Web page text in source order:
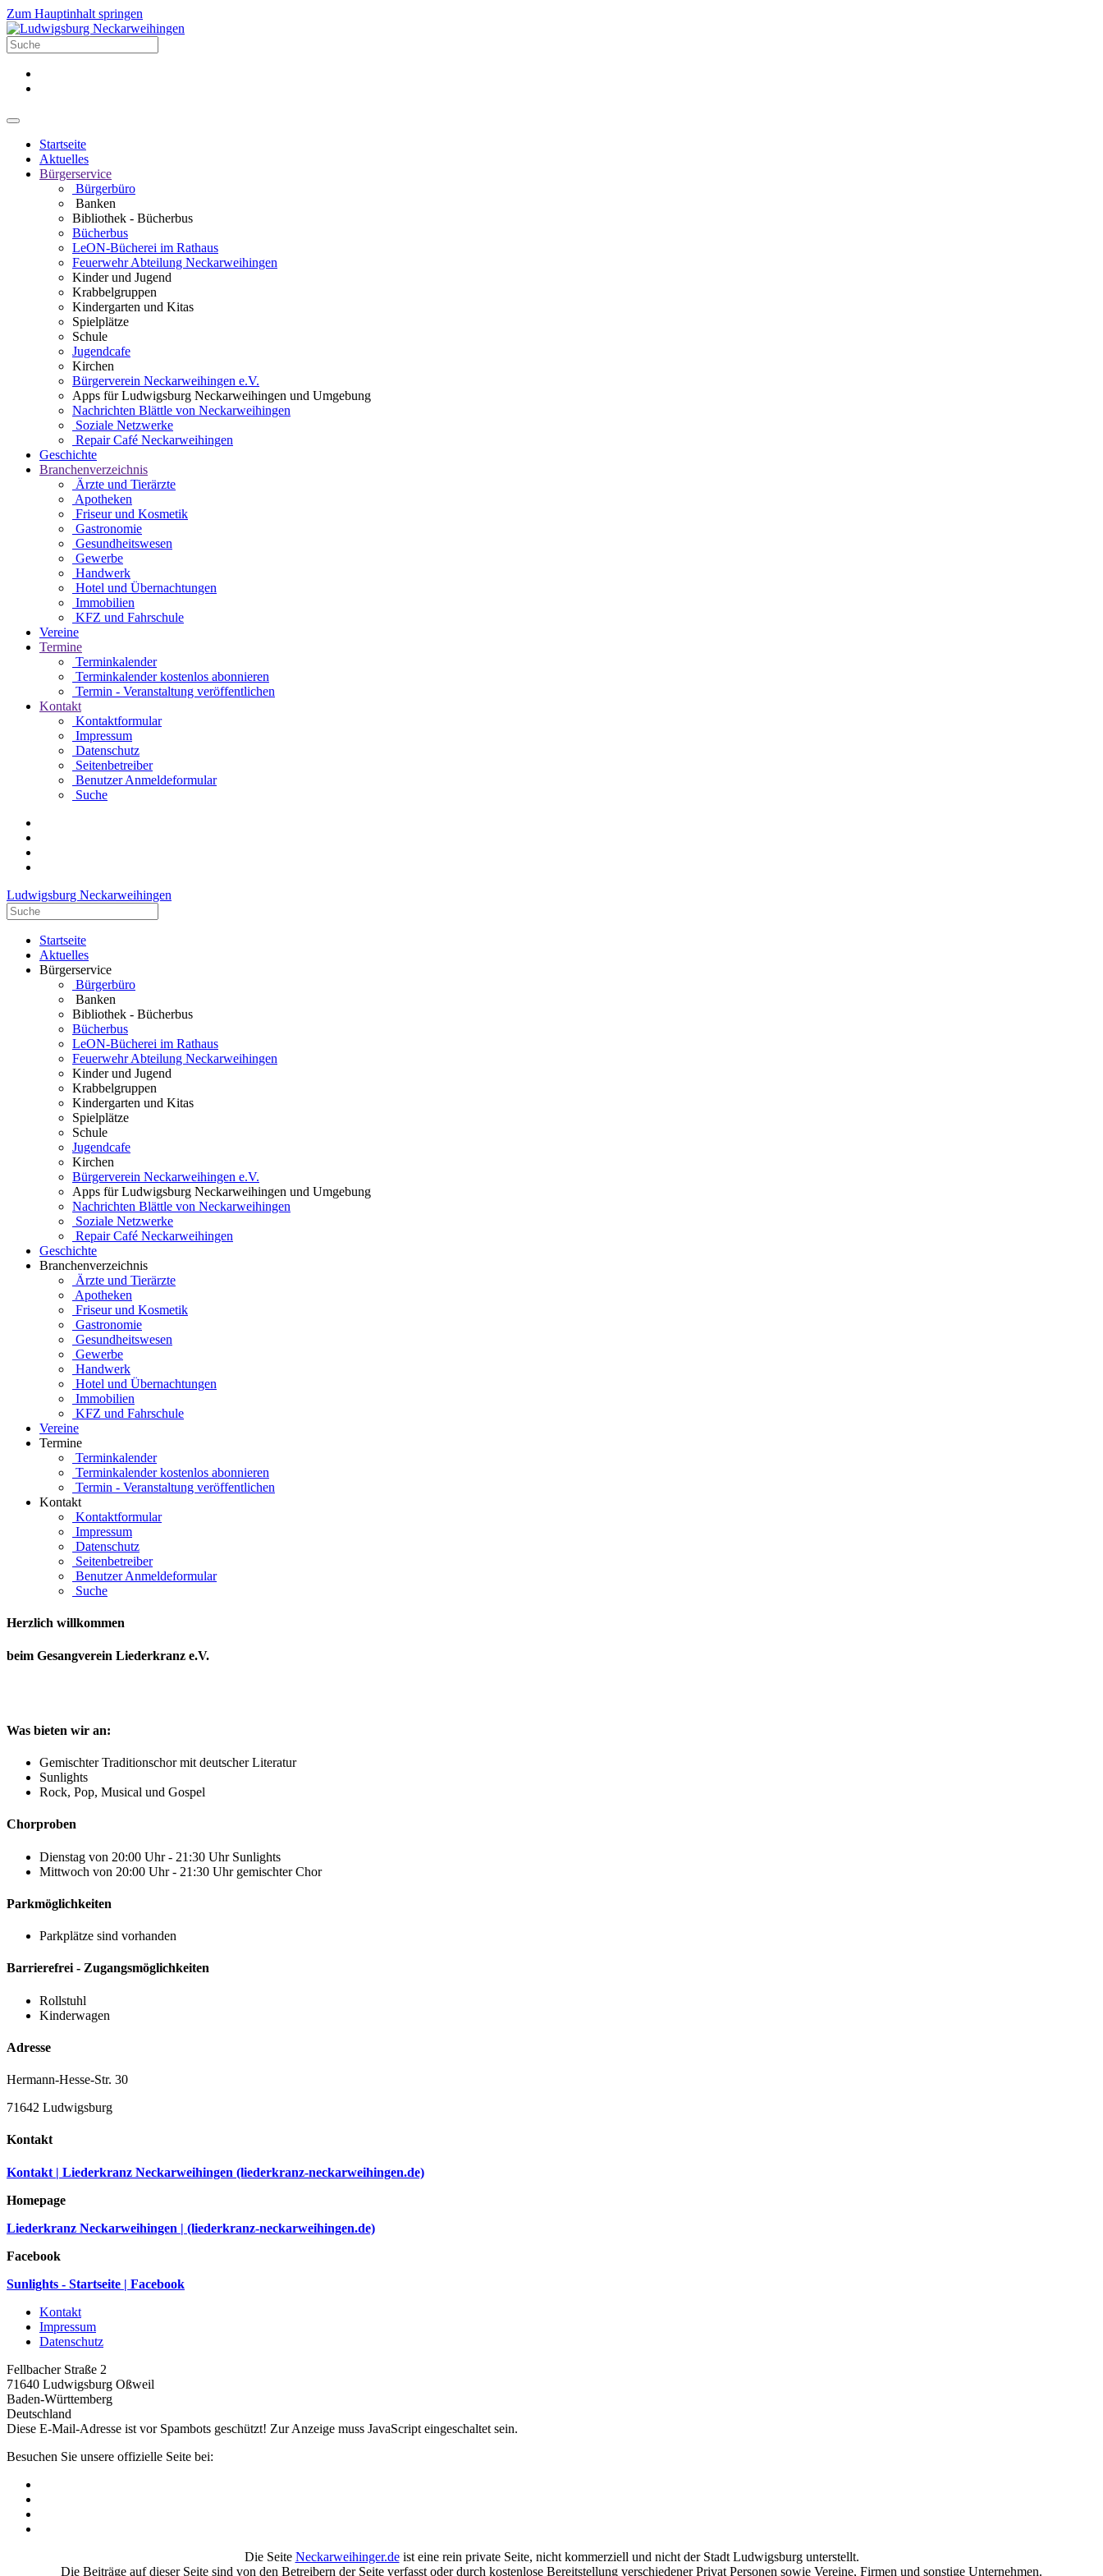
Zum Hauptinhalt springen
Startseite
Aktuelles
Bürgerservice
Bürgerbüro
Banken
Bibliothek - Bücherbus
Bücherbus
LeON-Bücherei im Rathaus
Feuerwehr Abteilung Neckarweihingen
Kinder und Jugend
Krabbelgruppen
Kindergarten und Kitas
Spielplätze
Schule
Jugendcafe
Kirchen
Bürgerverein Neckarweihingen e.V.
Apps für Ludwigsburg Neckarweihingen und Umgebung
Nachrichten Blättle von Neckarweihingen
Soziale Netzwerke
Repair Café Neckarweihingen
Geschichte
Branchenverzeichnis
Ärzte und Tierärzte
Apotheken
Friseur und Kosmetik
Gastronomie
Gesundheitswesen
Gewerbe
Handwerk
Hotel und Übernachtungen
Immobilien
KFZ und Fahrschule
Vereine
Termine
Terminkalender
Terminkalender kostenlos abonnieren
Termin - Veranstaltung veröffentlichen
Kontakt
Kontaktformular
Impressum
Datenschutz
Seitenbetreiber
Benutzer Anmeldeformular
Suche
Ludwigsburg Neckarweihingen
Startseite
Aktuelles
Bürgerservice
Bürgerbüro
Banken
Bibliothek - Bücherbus
Bücherbus
LeON-Bücherei im Rathaus
Feuerwehr Abteilung Neckarweihingen
Kinder und Jugend
Krabbelgruppen
Kindergarten und Kitas
Spielplätze
Schule
Jugendcafe
Kirchen
Bürgerverein Neckarweihingen e.V.
Apps für Ludwigsburg Neckarweihingen und Umgebung
Nachrichten Blättle von Neckarweihingen
Soziale Netzwerke
Repair Café Neckarweihingen
Geschichte
Branchenverzeichnis
Ärzte und Tierärzte
Apotheken
Friseur und Kosmetik
Gastronomie
Gesundheitswesen
Gewerbe
Handwerk
Hotel und Übernachtungen
Immobilien
KFZ und Fahrschule
Vereine
Termine
Terminkalender
Terminkalender kostenlos abonnieren
Termin - Veranstaltung veröffentlichen
Kontakt
Kontaktformular
Impressum
Datenschutz
Seitenbetreiber
Benutzer Anmeldeformular
Suche
Herzlich willkommen
beim Gesangverein Liederkranz e.V.
Was bieten wir an:
Gemischter Traditionschor mit deutscher Literatur
Sunlights
Rock, Pop, Musical und Gospel
Chorproben
Dienstag von 20:00 Uhr - 21:30 Uhr Sunlights
Mittwoch von 20:00 Uhr - 21:30 Uhr gemischter Chor
Parkmöglichkeiten
Parkplätze sind vorhanden
Barrierefrei - Zugangsmöglichkeiten
Rollstuhl
Kinderwagen
Adresse
Hermann-Hesse-Str. 30
71642 Ludwigsburg
Kontakt
Kontakt | Liederkranz Neckarweihingen (liederkranz-neckarweihingen.de)
Homepage
Liederkranz Neckarweihingen | (liederkranz-neckarweihingen.de)
Facebook
Sunlights - Startseite | Facebook
Kontakt
Impressum
Datenschutz
Fellbacher Straße 2
71640 Ludwigsburg Oßweil
Baden-Württemberg
Deutschland
Diese E-Mail-Adresse ist vor Spambots geschützt! Zur Anzeige muss JavaScript eingeschaltet sein.
Besuchen Sie unsere offizielle Seite bei:
Die Seite Neckarweihinger.deist eine rein private Seite, nicht kommerziell und nicht der Stadt Ludwigsburg unterstellt.
Die Beiträge auf dieser Seite sind von den Betreibern der Seite verfasst oder durch kostenlose Bereitstellung verschiedener Privat Personen sowie Vereine, Firmen und sonstige Unternehmen.